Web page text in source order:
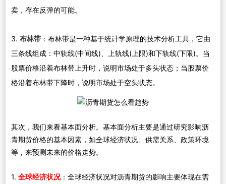
卖，存在反弹的可能。
3. 布林带：布林带是一种基于统计学原理的技术分析工具，它由
三条线组成：中轨线(中间线)、上轨线(上限)和下轨线(下限)。当
股票价格沿着布林带上升时，说明市场处于多头状态；当股票价
格沿着布林带下降时，说明市场处于空头状态。
其次，我们来看基本面分析。基本面分析主要是通过研究影响沥
青期货价格的基本因素，如全球经济状况、供需关系、政策环境
等，来预测未来的价格走势。
1. 全球经济状况：全球经济状况对沥青期货的影响主要体现在需